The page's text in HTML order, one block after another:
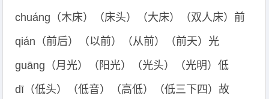
chuáng（木床）（床头）（大床）（双人床）前
qián（前后）（以前）（从前）（前天）光
guāng（月光）（阳光）（光头）（光明）低
dī（低头）（低音）（高低）（低三下四）故